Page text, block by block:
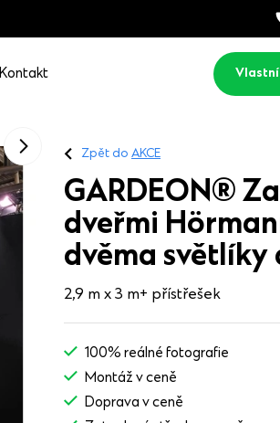
Kontakt
Zpět do AKCE
GARDEON®
dveřmi
dvěma světlíky
2,9 m x 3 m+ přístřešek
100% reálné fotografie
Montáž v ceně
Doprava v ceně